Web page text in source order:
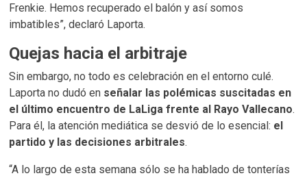
Frenkie. Hemos recuperado el balón y así somos
imbatibles”, declaró Laporta.
Quejas hacia el arbitraje
Sin embargo, no todo es celebración en el entorno culé.
Laporta no dudó en señalar las polémicas suscitadas en
el último encuentro de LaLiga frente al Rayo Vallecano.
Para él, la atención mediática se desvió de lo esencial: el
partido y las decisiones arbitrales.
“A lo largo de esta semana sólo se ha hablado de tonterías